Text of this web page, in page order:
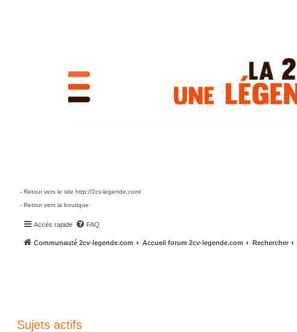
- Retour vers le site http://2cv-legende.com/
- Retour vers la boutique
Accès rapide FAQ
Communauté 2cv-legende.com Accueil forum 2cv-legende.com Rechercher
Sujets actifs